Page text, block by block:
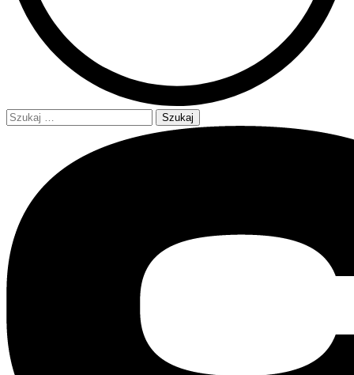
Szukaj: